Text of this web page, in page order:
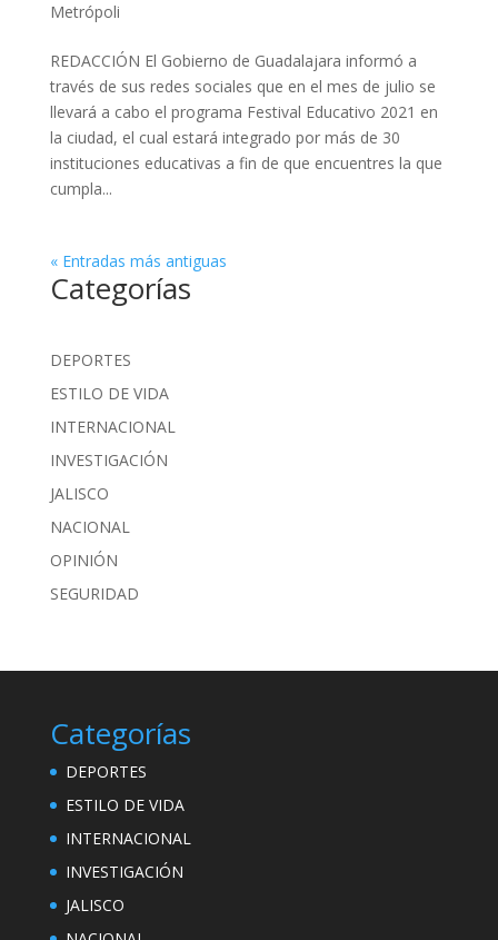
Metrópoli
REDACCIÓN El Gobierno de Guadalajara informó a
través de sus redes sociales que en el mes de julio se
llevará a cabo el programa Festival Educativo 2021 en
la ciudad, el cual estará integrado por más de 30
instituciones educativas a fin de que encuentres la que
cumpla...
« Entradas más antiguas
Categorías
DEPORTES
ESTILO DE VIDA
INTERNACIONAL
INVESTIGACIÓN
JALISCO
NACIONAL
OPINIÓN
SEGURIDAD
Categorías
DEPORTES
ESTILO DE VIDA
INTERNACIONAL
INVESTIGACIÓN
JALISCO